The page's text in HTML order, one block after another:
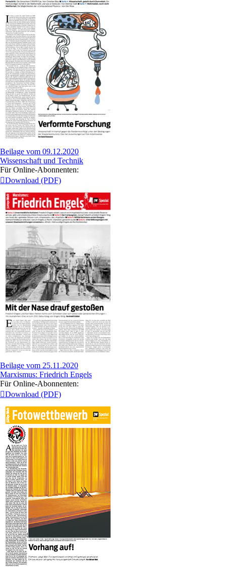
Beilage vom 09.12.2020
Wissenschaft und Technik
Für Online-Abonnenten:
Download (PDF)
Beilage vom 25.11.2020
Marxismus: Friedrich Engels
Für Online-Abonnenten:
Download (PDF)